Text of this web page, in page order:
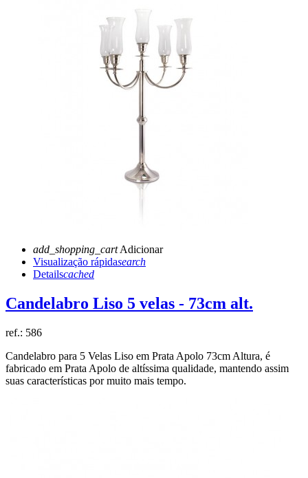
add_shopping_cartAdicionar
Visualização rápidasearch
Detailscached
Candelabro Liso 5 velas - 73cm alt.
ref.: 586
Candelabro para 5 Velas Liso em Prata Apolo 73cm Altura, é
fabricado em Prata Apolo de altíssima qualidade, mantendo assim
suas características por muito mais tempo.